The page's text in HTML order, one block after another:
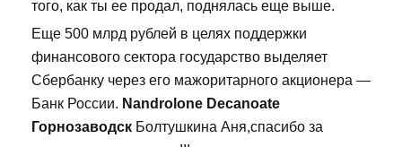
того, как ты ее продал, поднялась еще выше.
Еще 500 млрд рублей в целях поддержки
финансового сектора государство выделяет
Сбербанку через его мажоритарного акционера —
Банк России. Nandrolone Decanoate
Горнозаводск Болтушкина Аня,спасибо за